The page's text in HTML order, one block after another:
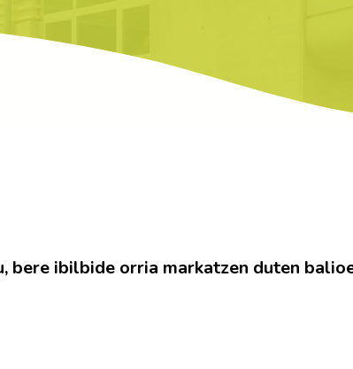
bere ibilbide orria markatzen duten